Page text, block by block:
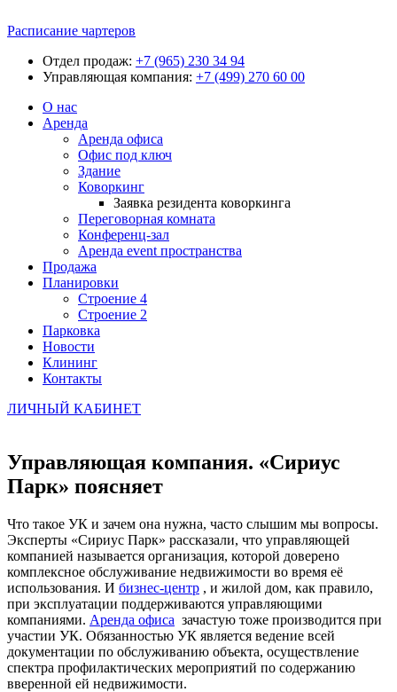
Расписание чартеров
Отдел продаж: +7 (965) 230 34 94
Управляющая компания: +7 (499) 270 60 00
О нас
Аренда
Аренда офиса
Офис под ключ
Здание
Коворкинг
Заявка резидента коворкинга
Переговорная комната
Конференц-зал
Аренда event пространства
Продажа
Планировки
Строение 4
Строение 2
Парковка
Новости
Клининг
Контакты
ЛИЧНЫЙ КАБИНЕТ
Управляющая компания. «Сириус
Парк» поясняет
Что такое УК и зачем она нужна, часто слышим мы вопросы.
Эксперты «Сириус Парк» рассказали, что управляющей
компанией называется организация, которой доверено
комплексное обслуживание недвижимости во время её
использования. И бизнес-центр , и жилой дом, как правило,
при эксплуатации поддерживаются управляющими
компаниями. Аренда офиса зачастую тоже производится при
участии УК. Обязанностью УК является ведение всей
документации по обслуживанию объекта, осуществление
спектра профилактических мероприятий по содержанию
вверенной ей недвижимости.